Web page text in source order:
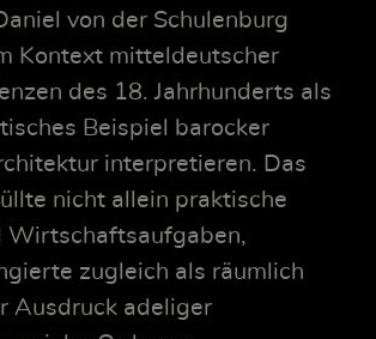
von der Schulenburg
Kontext mitteldeutscher
des 18. Jahrhunderts als
Beispiel barocker
interpretieren. Das
nicht allein praktische
Wirtschaftsaufgaben,
zugleich als räumlich
Ausdruck adeliger